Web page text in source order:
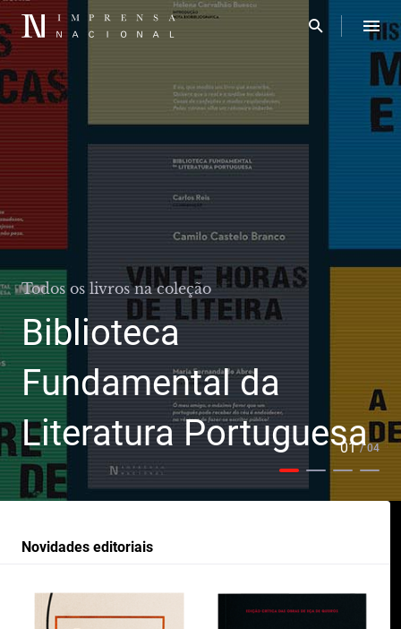
Todos os livros na coleção
Biblioteca
Fundamental da
Literatura Portuguesa
01/ 04
Novidades editoriais